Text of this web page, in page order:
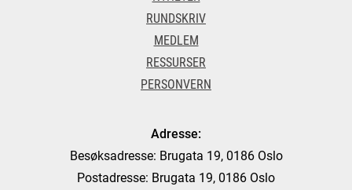
RUNDSKRIV
MEDLEM
RESSURSER
PERSONVERN
Adresse:
Besøksadresse: Brugata 19, 0186 Oslo
Postadresse: Brugata 19, 0186 Oslo